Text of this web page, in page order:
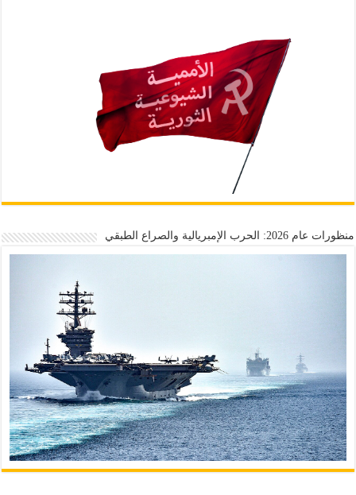
منظورات عام 2026: الحرب الإمبريالية والصراع الطبقي